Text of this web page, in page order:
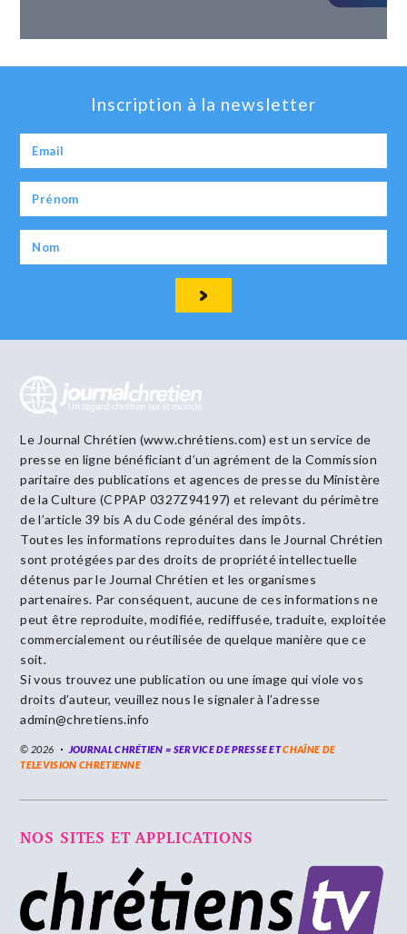
Inscription à la newsletter
Le Journal Chrétien (www.chrétiens.com) est un service de
presse en ligne bénéficiant d’un agrément de la Commission
paritaire des publications et agences de presse du Ministère
de la Culture (CPPAP 0327Z94197) et relevant du périmètre
de l’article 39 bis A du Code général des impôts.
Toutes les informations reproduites dans le Journal Chrétien
sont protégées par des droits de propriété intellectuelle
détenus par le Journal Chrétien et les organismes
partenaires. Par conséquent, aucune de ces informations ne
peut être reproduite, modifiée, rediffusée, traduite, exploitée
commercialement ou réutilisée de quelque manière que ce
soit.
Si vous trouvez une publication ou une image qui viole vos
droits d’auteur, veuillez nous le signaler à l’adresse
admin@chretiens.info
© 2026 JOURNAL CHRÉTIEN = SERVICE DE PRESSE ETCHAÎNE DE
TELEVISION CHRETIENNE
NOS SITES ET APPLICATIONS